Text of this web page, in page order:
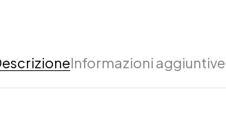
Informazioni aggiuntive